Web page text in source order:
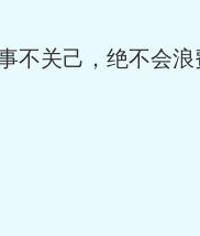
关己，绝不会浪